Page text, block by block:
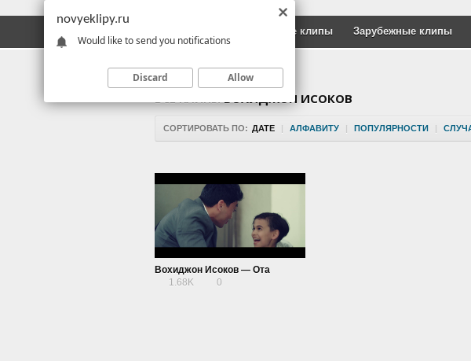
Русские клипы Зарубежные клипы
ВСЕ КЛИПЫ ВОХИДЖОН ИСОКОВ
СОРТИРОВАТЬ ПО: ДАТЕ | АЛФАВИТУ | ПОПУЛЯРНОСТИ |
Вохиджон Исоков — Ота
1.68K
0
novyeklipy.ru
Would like to send you notifications
Discard Allow